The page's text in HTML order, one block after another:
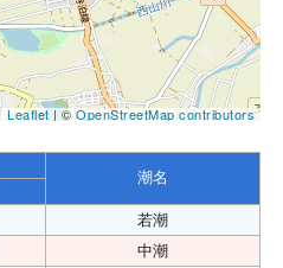
Leaflet| © OpenStreetMap contributors
潮名
若潮
中潮